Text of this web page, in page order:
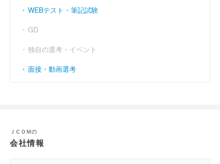
WEBテスト・筆記試験
GD
独自の選考・イベント
面接・動画選考
ＪＣＯＭの
会社情報